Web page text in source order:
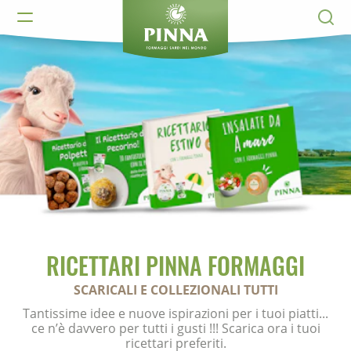
RICETTARI PINNA FORMAGGI
SCARICALI E COLLEZIONALI TUTTI
Tantissime idee e nuove ispirazioni per i tuoi piatti...
ce n’è davvero per tutti i gusti !!! Scarica ora i tuoi
ricettari preferiti.